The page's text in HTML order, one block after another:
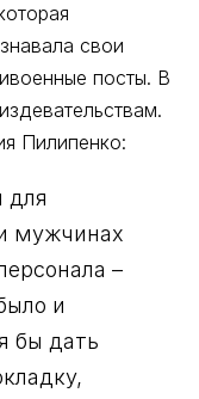
свои
посты. В
Пилипенко:
для
мужчинах
–
и
бы дать